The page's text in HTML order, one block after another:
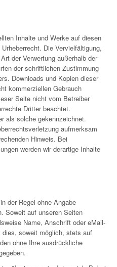
Inhalte und Werke auf diesen
Die Vervielfältigung,
der Verwertung außerhalb der
der schriftlichen Zustimmung
Downloads und Kopien dieser
kommerziellen Gebrauch
Seite nicht vom Betreiber
Dritter beachtet.
als solche gekennzeichnet.
aufmerksam
Hinweis. Bei
werden wir derartige Inhalte
der Regel ohne Angabe
Soweit auf unseren Seiten
Name, Anschrift oder eMail-
dies, soweit möglich, stets auf
ohne Ihre ausdrückliche